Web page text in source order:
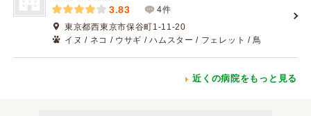
3.83
4件
東京都西東京市保谷町1-11-20
イヌ / ネコ / ウサギ / ハムスター / フェレット / 鳥
近くの病院をもっと見る